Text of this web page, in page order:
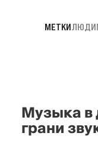
МЕТКИЛЮДИ
Музыка в
грани